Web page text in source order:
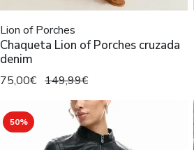
Lion of Porches
Chaqueta Lion of Porches cruzada
denim
75,00€ 149,99€
50%